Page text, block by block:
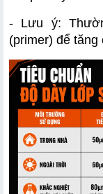
- Lưu ý:
(primer) để